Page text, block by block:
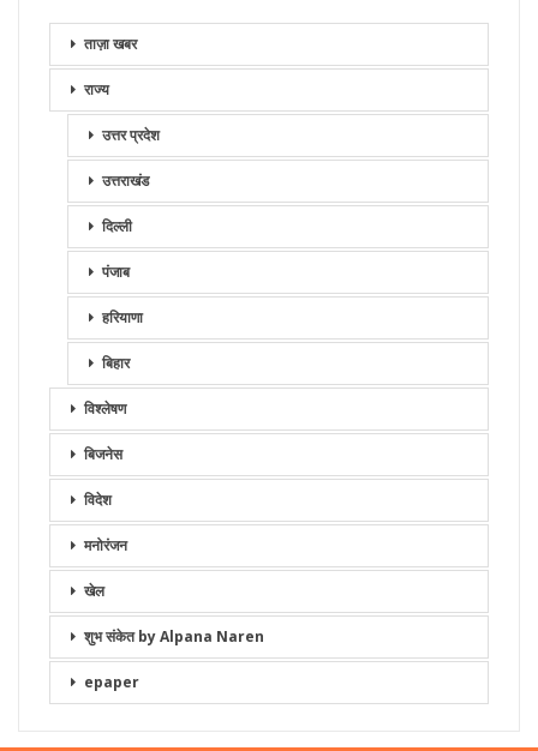
ताज़ा खबर
राज्य
उत्तर प्रदेश
उत्तराखंड
दिल्ली
पंजाब
हरियाणा
बिहार
विश्लेषण
बिजनेस
विदेश
मनोरंजन
खेल
शुभ संकेत by Alpana Naren
epaper